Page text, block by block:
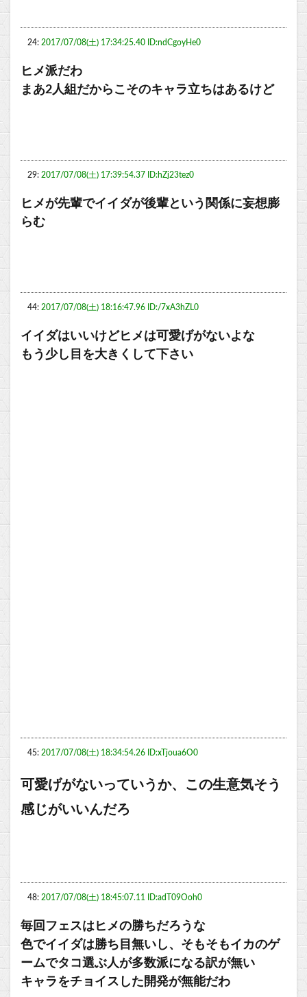
24: 2017/07/08(土) 17:34:25.40 ID:ndCgoyHe0
ヒメ派だわ
まあ2人組だからこそのキャラ立ちはあるけど
29: 2017/07/08(土) 17:39:54.37 ID:hZj23tez0
ヒメが先輩でイイダが後輩という関係に妄想膨
らむ
44: 2017/07/08(土) 18:16:47.96 ID:/7xA3hZL0
イイダはいいけどヒメは可愛げがないよな
もう少し目を大きくして下さい
45: 2017/07/08(土) 18:34:54.26 ID:xTjoua6O0
可愛げがないっていうか、この生意気そう
感じがいいんだろ
48: 2017/07/08(土) 18:45:07.11 ID:adT09Ooh0
毎回フェスはヒメの勝ちだろうな
色でイイダは勝ち目無いし、そもそもイカのゲ
ームでタコ選ぶ人が多数派になる訳が無い
キャラをチョイスした開発が無能だわ